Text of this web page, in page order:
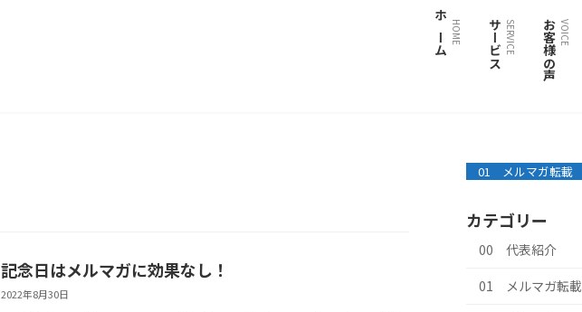
ホーム HOME サービスSERVICE お客様の声 VOICE
記念日はメルマガに効果なし！
2022年8月30日
01 メルマガ転載
カテゴリー
00 代表紹介
01 メルマガ転載